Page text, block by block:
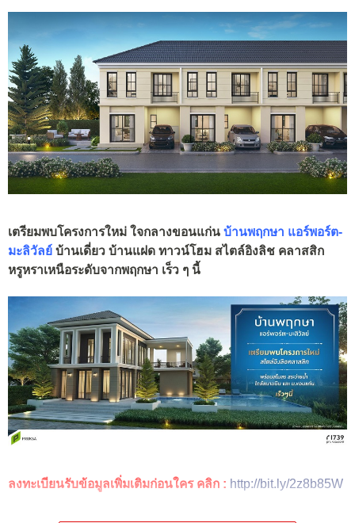
เตรียมพบโครงการใหม่ ใจกลางขอนแก่น บ้านพฤกษา แอร์พอร์ต-
มะลิวัลย์ บ้านเดี่ยว บ้านแฝด ทาวน์โฮม สไตล์อิงลิช คลาสสิก
หรูหราเหนือระดับจากพฤกษา เร็ว ๆ นี้
ลงทะเบียนรับข้อมูลเพิ่มเติมก่อนใคร คลิก : http://bit.ly/2z8b85W